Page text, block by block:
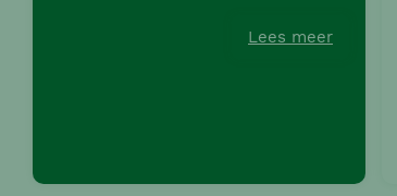
Lees meer